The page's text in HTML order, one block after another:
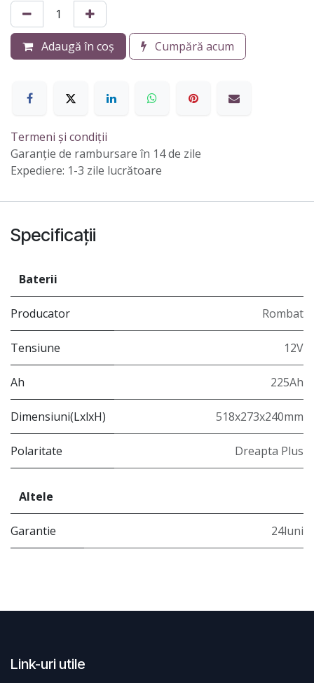
Adaugă în coș Cumpără acum
Termeni și condiții
Garanție de rambursare în 14 de zile
Expediere: 1-3 zile lucrătoare
Specificații
Baterii
Producator Rombat
Tensiune 12V
Ah 225Ah
Dimensiuni(LxlxH) 518x273x240mm
Polaritate Dreapta Plus
Altele
Garantie 24luni
Link-uri utile